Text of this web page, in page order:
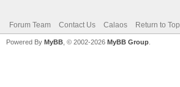
Forum Team Contact Us Calaos Return to Top
Powered By MyBB , © 2002-2026 MyBB Group